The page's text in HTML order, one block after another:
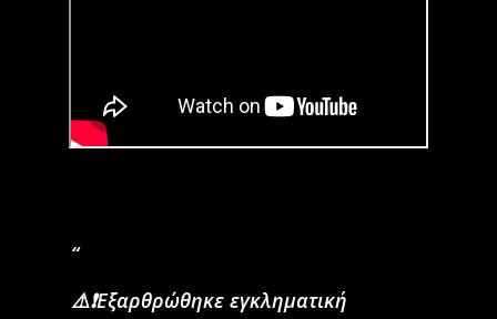
⚠️❗Εξαρθρώθηκε εγκληματική